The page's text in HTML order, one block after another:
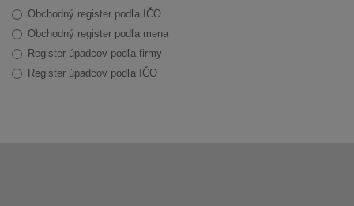
Obchodný register podľa IČO
Obchodný register podľa mena
Register úpadcov podľa firmy
Register úpadcov podľa IČO